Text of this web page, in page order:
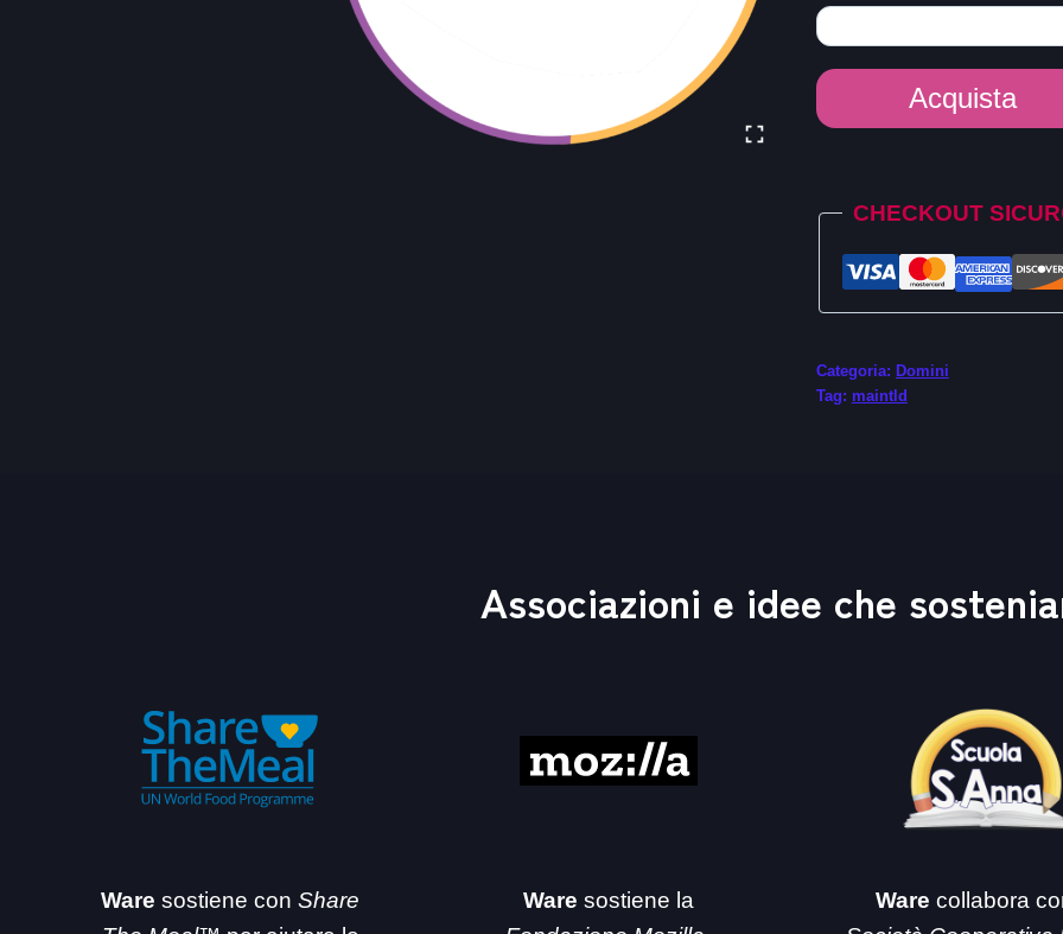
Dominio
Music
Acquista
CHECKOUT
Categoria: Domini
Tag: maintld
Associazioni e idee che
Ware sostiene conShare
Ware sostiene la
Ware collabora